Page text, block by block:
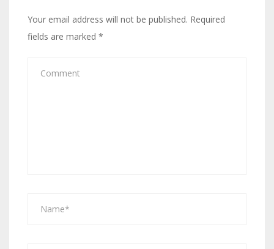
Your email address will not be published. Required
fields are marked *